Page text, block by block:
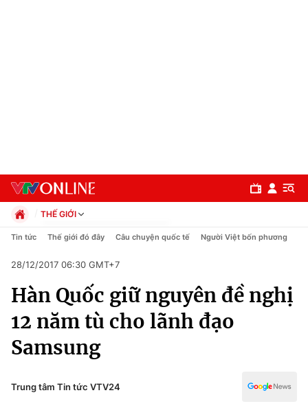
Chuyên mục
Chính trị
Xã hội
Pháp luật
THẾ GIỚI
Chính trị
Pháp luật
Kinh tế
Thể thao
Truyền hình
Văn hóa - Giải trí
Tin tức Thế giới đó đây Câu chuyện quốc tế Người Việt bốn phương
28/12/2017 06:30 GMT+7
Hàn Quốc giữ nguyên đề nghị
12 năm tù cho lãnh đạo
Samsung
Trung tâm Tin tức VTV24